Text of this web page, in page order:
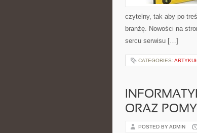
czytelny, tak aby po
branżę. Nowości na
sercu serwisu […]
CATEGORIES:
ORAZ
POSTED BY ADMIN